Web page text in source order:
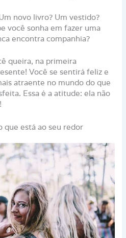
novo livro? Um vestido?
você sonha em fazer uma
encontra companhia?
queira, na primeira
Você se sentirá feliz e
atraente no mundo do que
Essa é a atitude: ela não
que está ao seu redor